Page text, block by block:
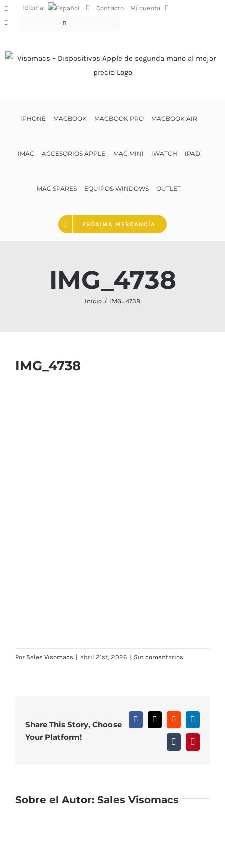
Saltar
al
FacebookIdioma: Contacto Mi cuenta
IPHONE MACBOOK MACBOOK PRO MACBOOK AIR
IMAC ACCESORIOS APPLE MAC MINI IWATCH IPAD
MAC SPARES EQUIPOS WINDOWS OUTLET
PRÓXIMA MERCANCÍA
IMG_4738
Inicio IMG_4738
IMG_4738
Por Sales Visomacs | abril 21st, 2026 | Sin comentarios
Share This Story, Choose
Your Platform!
Facebook
X RedditLinkedIn
TumblrPinterest
Sobre el Autor: Sales Visomacs